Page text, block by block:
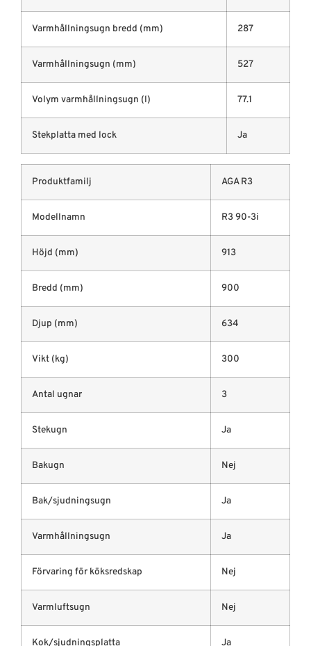
Varmhållningsugn bredd (mm) 287
Varmhållningsugn (mm) 527
Volym varmhållningsugn (l) 77.1
Stekplatta med lock Ja
Produktfamilj AGA R3
Modellnamn R3 90-3i
Höjd (mm) 913
Bredd (mm) 900
Djup (mm) 634
Vikt (kg) 300
Antal ugnar 3
Stekugn Ja
Bakugn Nej
Bak/sjudningsugn Ja
Varmhållningsugn Ja
Förvaring för köksredskap Nej
Varmluftsugn Nej
Kok/sjudningsplatta Ja